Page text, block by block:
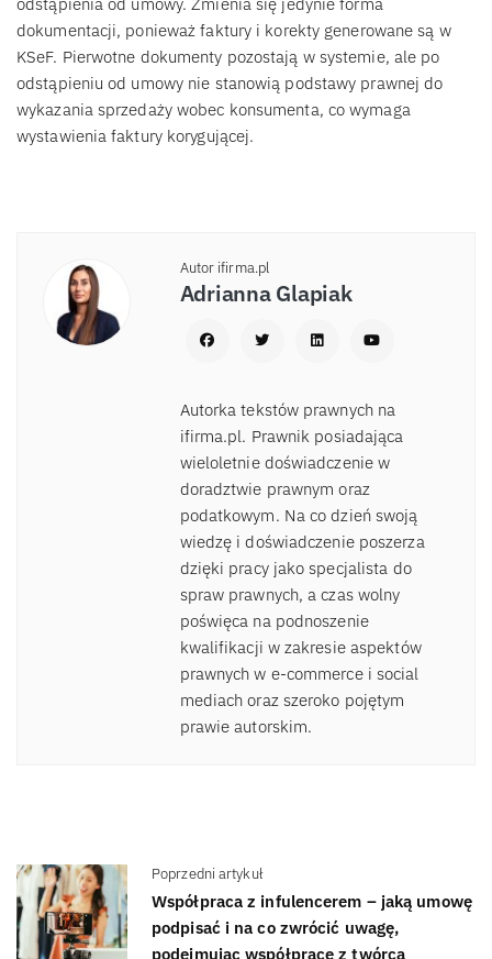
odstąpienia od umowy. Zmienia się jedynie forma
dokumentacji, ponieważ faktury i korekty generowane są w
KSeF. Pierwotne dokumenty pozostają w systemie, ale po
odstąpieniu od umowy nie stanowią podstawy prawnej do
wykazania sprzedaży wobec konsumenta, co wymaga
wystawienia faktury korygującej.
Autor ifirma.pl
Adrianna Glapiak
Autorka tekstów prawnych na
ifirma.pl. Prawnik posiadająca
wieloletnie doświadczenie w
doradztwie prawnym oraz
podatkowym. Na co dzień swoją
wiedzę i doświadczenie poszerza
dzięki pracy jako specjalista do
spraw prawnych, a czas wolny
poświęca na podnoszenie
kwalifikacji w zakresie aspektów
prawnych w e-commerce i social
mediach oraz szeroko pojętym
prawie autorskim.
Poprzedni artykuł
Współpraca z infulencerem – jaką umowę
podpisać i na co zwrócić uwagę,
podejmując współpracę z twórcą